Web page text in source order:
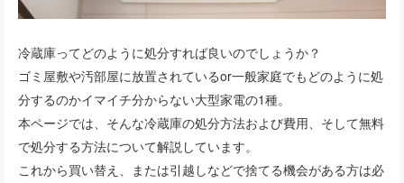
冷蔵庫ってどのように処分すれば良いのでしょうか？
ゴミ屋敷や汚部屋に放置されているor一般家庭でもどのように処
分するのかイマイチ分からない大型家電の1種。
本ページでは、そんな冷蔵庫の処分方法および費用、そして無料
で処分する方法について解説しています。
これから買い替え、または引越しなどで捨てる機会がある方は必